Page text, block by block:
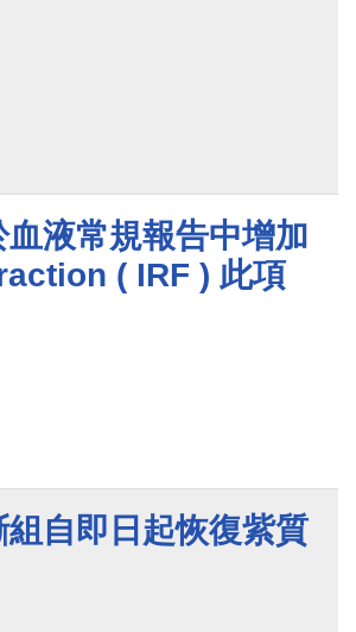
液常規報告中增加
( IRF ) 此項
自即日起恢復紫質